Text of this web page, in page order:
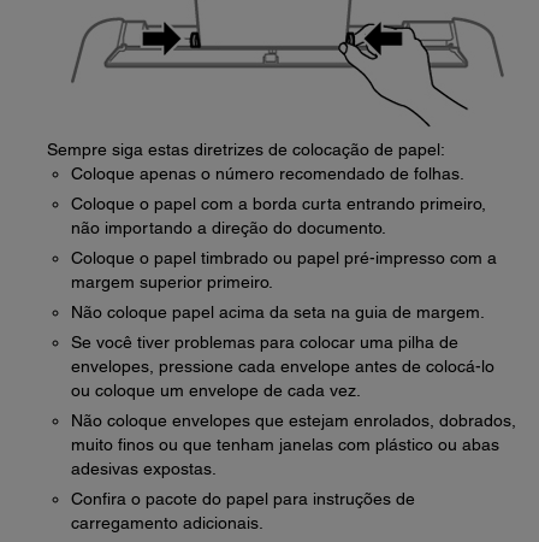
Sempre siga estas diretrizes de colocação de papel:
Coloque apenas o número recomendado de folhas.
Coloque o papel com a borda curta entrando primeiro,
não importando a direção do documento.
Coloque o papel timbrado ou papel pré-impresso com a
margem superior primeiro.
Não coloque papel acima da seta na guia de margem.
Se você tiver problemas para colocar uma pilha de
envelopes, pressione cada envelope antes de colocá-lo
ou coloque um envelope de cada vez.
Não coloque envelopes que estejam enrolados, dobrados,
muito finos ou que tenham janelas com plástico ou abas
adesivas expostas.
Confira o pacote do papel para instruções de
carregamento adicionais.